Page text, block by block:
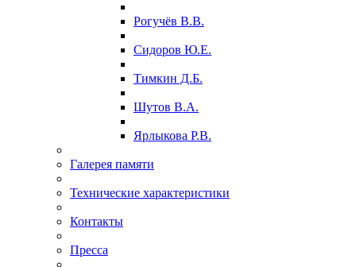
Рогучёв В.В.
Сидоров Ю.Е.
Тимкин Д.Б.
Шутов В.А.
Ярлыкова Р.В.
Галерея памяти
Технические характеристики
Контакты
Пресса